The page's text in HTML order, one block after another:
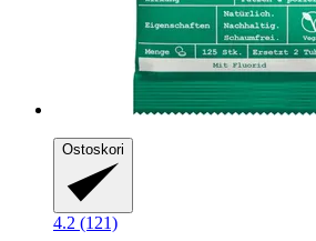
Ostoskori
4.2 (121)